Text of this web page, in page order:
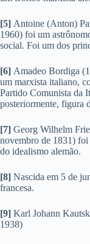
[5] Antoine (Anton)
1960) foi um
social. Foi um dos
[6] Amadeo Bordiga
um marxista italiano,
Partido Comunista da
posteriormente, figura
[7] Georg Wilhelm
novembro de 1831)
do idealismo alemão.
[8] Nascida em 5 de
francesa.
[9] Karl Johann
1938)